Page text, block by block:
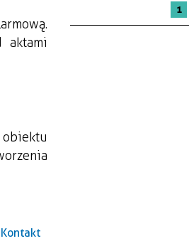
aktami
Kontakt
1